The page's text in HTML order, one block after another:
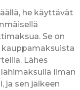
he käyttävät
Se on
Lähes
ilman
ja sen jälkeen